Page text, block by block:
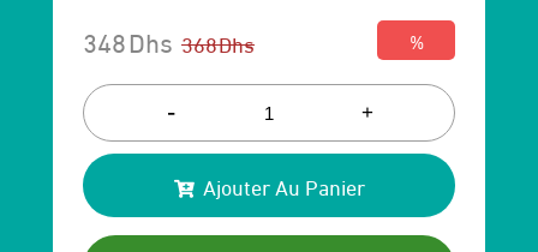
368Dhs
Le
prix
initial
était :
368 Dhs.
348Dhs
Le
prix
actuel
est :
348 Dhs.
%
- +
Ajouter Au Panier